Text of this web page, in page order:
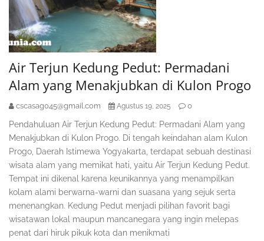
Air Terjun Kedung Pedut: Permadani
Alam yang Menakjubkan di Kulon Progo
cscasag045@gmail.com Agustus 19, 2025 0
Pendahuluan Air Terjun Kedung Pedut: Permadani Alam yang
Menakjubkan di Kulon Progo. Di tengah keindahan alam Kulon
Progo, Daerah Istimewa Yogyakarta, terdapat sebuah destinasi
wisata alam yang memikat hati, yaitu Air Terjun Kedung Pedut.
Tempat ini dikenal karena keunikannya yang menampilkan
kolam alami berwarna-warni dan suasana yang sejuk serta
menenangkan. Kedung Pedut menjadi pilihan favorit bagi
wisatawan lokal maupun mancanegara yang ingin melepas
penat dari hiruk pikuk kota dan menikmati